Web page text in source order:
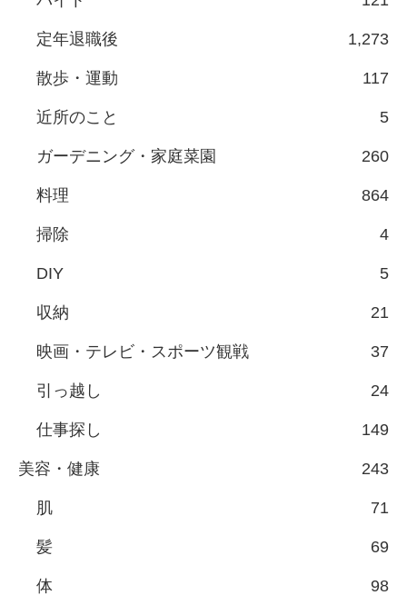
定年退職後 1,273
散歩・運動 117
近所のこと 5
ガーデニング・家庭菜園 260
料理 864
掃除 4
DIY 5
収納 21
映画・テレビ・スポーツ観戦 37
引っ越し 24
仕事探し 149
美容・健康 243
肌 71
髪 69
体 98